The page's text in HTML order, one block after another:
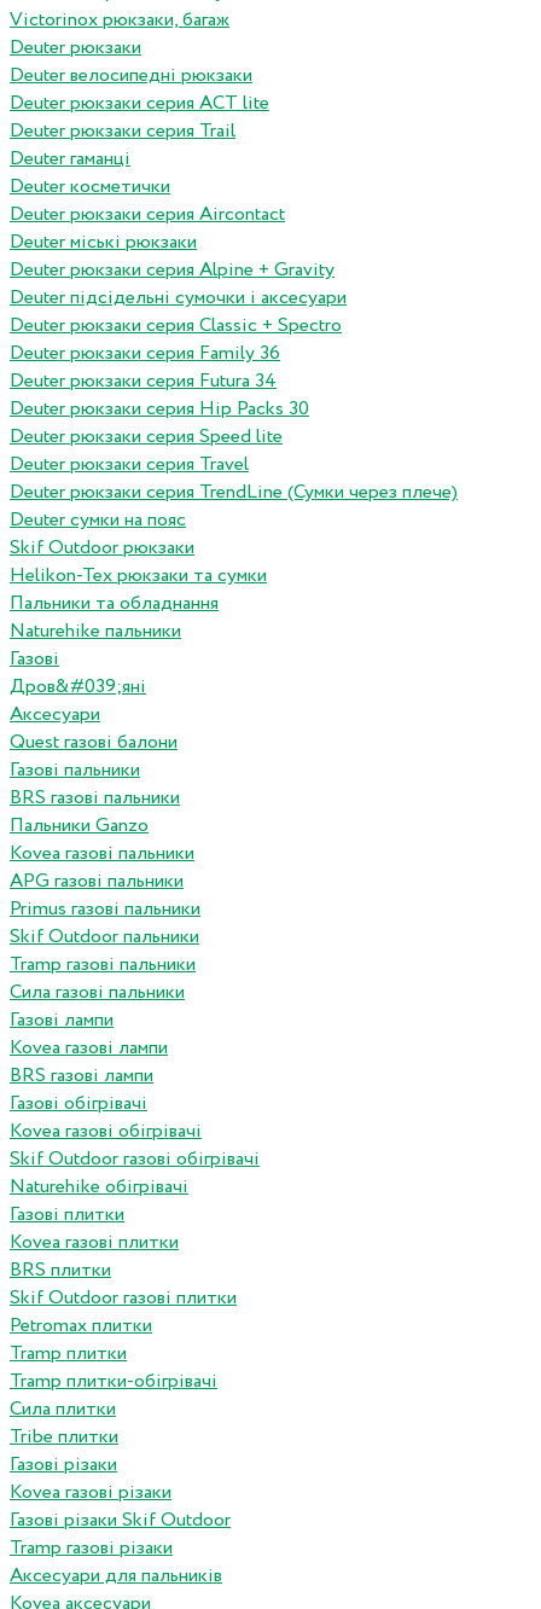
Victorinox рюкзаки, багаж
Deuter рюкзаки
Deuter велосипедні рюкзаки
Deuter рюкзаки серия ACT lite
Deuter рюкзаки серия Trail
Deuter гаманці
Deuter косметички
Deuter рюкзаки серия Aircontact
Deuter міські рюкзаки
Deuter рюкзаки серия Alpine + Gravity
Deuter підсідельні сумочки і аксесуари
Deuter рюкзаки серия Classic + Spectro
Deuter рюкзаки серия Family 36
Deuter рюкзаки серия Futura 34
Deuter рюкзаки серия Hip Packs 30
Deuter рюкзаки серия Speed lite
Deuter рюкзаки серия Travel
Deuter рюкзаки серия TrendLine (Сумки через плече)
Deuter сумки на пояс
Skif Outdoor рюкзаки
Helikon-Tex рюкзаки та сумки
Пальники та обладнання
Naturehike пальники
Газові
Дров&#039;яні
Аксесуари
Quest газові балони
Газові пальники
BRS газові пальники
Пальники Ganzo
Kovea газові пальники
APG газові пальники
Primus газові пальники
Skif Outdoor пальники
Tramp газові пальники
Сила газові пальники
Газові лампи
Kovea газові лампи
BRS газові лампи
Газові обігрівачі
Kovea газові обігрівачі
Skif Outdoor газові обігрівачі
Naturehike обігрівачі
Газові плитки
Kovea газові плитки
BRS плитки
Skif Outdoor газові плитки
Petromax плитки
Tramp плитки
Tramp плитки-обігрівачі
Сила плитки
Tribe плитки
Газові різаки
Kovea газові різаки
Газові різаки Skif Outdoor
Tramp газові різаки
Аксесуари для пальників